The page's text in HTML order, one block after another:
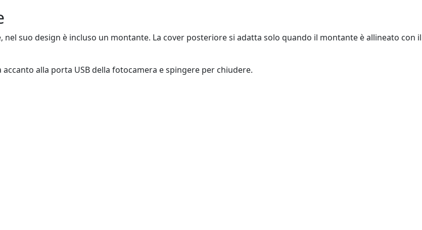
suo design è incluso un montante. La cover posteriore si adatta solo quando il montante è allineato con il
alla porta USB della fotocamera e spingere per chiudere.